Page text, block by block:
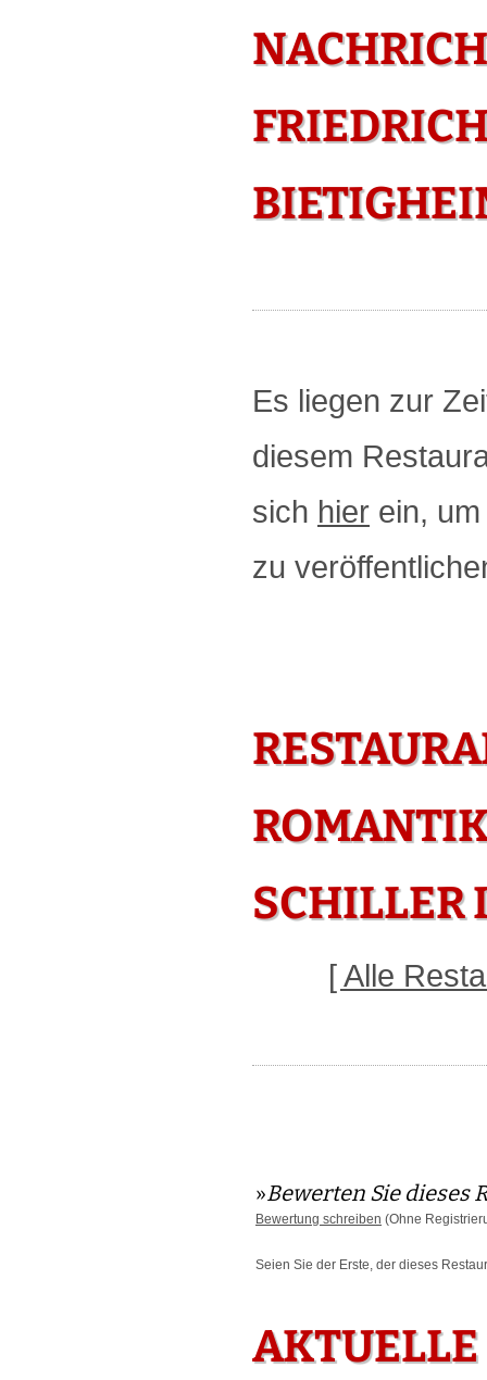
Es liegen zur
diesem
sich hier ein,
zu
SCHILLER
[ Alle
»Bewerten Sie dieses
Bewertung schreiben (Ohne
Seien Sie der Erste, der dieses
AKTUELLE